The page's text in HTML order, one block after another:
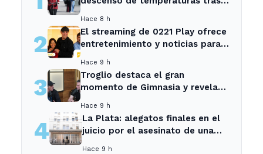
Hace 8 h
2
El streaming de 0221 Play ofrece
entretenimiento y noticias para
Hace 9 h
3
Troglio destaca el gran
momento de Gimnasia y revela
Hace 9 h
4
La Plata: alegatos finales en el
juicio por el asesinato de una
Hace 9 h